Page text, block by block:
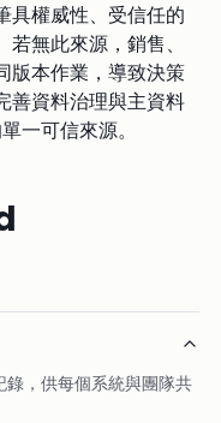
具權威性、受信任的
無此來源，銷售、
版本作業，導致決策
善資料治理與主資料
一可信來源。
，供每個系統與團隊共